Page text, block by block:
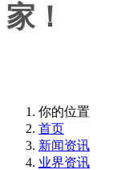
家！
你的位置
首页
新闻资讯
业界资讯